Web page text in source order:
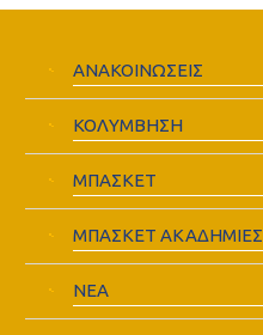
ΑΝΑΚΟΙΝΩΣΕΙΣ
ΚΟΛΥΜΒΗΣΗ
ΜΠΑΣΚΕΤ
ΜΠΑΣΚΕΤ ΑΚΑΔΗΜΙΕΣ
ΝΕΑ